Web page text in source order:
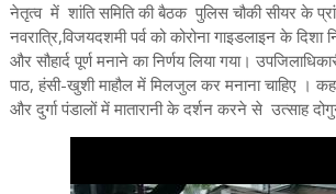
नेतृत्व में शांति समिति की बैठक पुलिस चौकी सीयर के
नवरात्रि,विजयदशमी पर्व को कोरोना गाइडलाइन के दिशा
और सौहार्द पूर्ण मनाने का निर्णय लिया गया।
पाठ, हंसी-खुशी माहौल में मिलजुल कर मनाना चाहिए ।
और दुर्गा पंडालों में मातारानी के दर्शन करने से उत्साह